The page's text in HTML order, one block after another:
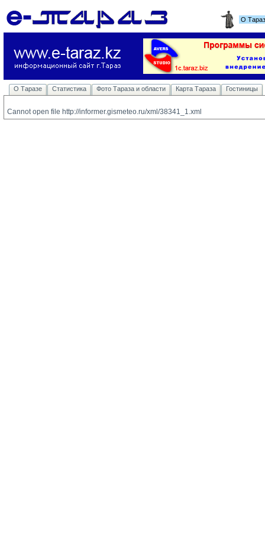
О
О Таразе Статистика Фото Тараза и области Карта Тараза Гостиницы
Cannot open file http://informer.gismeteo.ru/xml/38341_1.xml